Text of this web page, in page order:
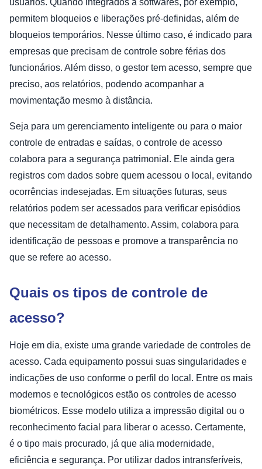
usuários. Quando integrados a softwares, por exemplo,
permitem bloqueios e liberações pré-definidas, além de
bloqueios temporários. Nesse último caso, é indicado para
empresas que precisam de controle sobre férias dos
funcionários. Além disso, o gestor tem acesso, sempre que
preciso, aos relatórios, podendo acompanhar a
movimentação mesmo à distância.
Seja para um gerenciamento inteligente ou para o maior
controle de entradas e saídas, o controle de acesso
colabora para a segurança patrimonial. Ele ainda gera
registros com dados sobre quem acessou o local, evitando
ocorrências indesejadas. Em situações futuras, seus
relatórios podem ser acessados para verificar episódios
que necessitam de detalhamento. Assim, colabora para
identificação de pessoas e promove a transparência no
que se refere ao acesso.
Quais os tipos de controle de
acesso?
Hoje em dia, existe uma grande variedade de controles de
acesso. Cada equipamento possui suas singularidades e
indicações de uso conforme o perfil do local. Entre os mais
modernos e tecnológicos estão os controles de acesso
biométricos. Esse modelo utiliza a impressão digital ou o
reconhecimento facial para liberar o acesso. Certamente,
é o tipo mais procurado, já que alia modernidade,
eficiência e segurança. Por utilizar dados intransferíveis,